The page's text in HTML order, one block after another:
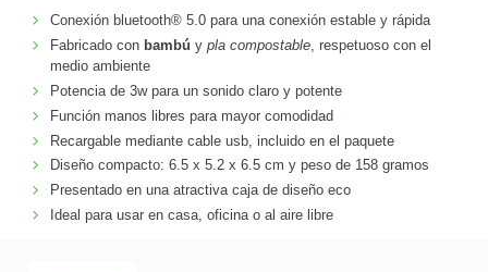
Conexión bluetooth® 5.0 para una conexión estable y rápida
Fabricado con bambú y pla compostable, respetuoso con el
medio ambiente
Potencia de 3w para un sonido claro y potente
Función manos libres para mayor comodidad
Recargable mediante cable usb, incluido en el paquete
Diseño compacto: 6.5 x 5.2 x 6.5 cm y peso de 158 gramos
Presentado en una atractiva caja de diseño eco
Ideal para usar en casa, oficina o al aire libre